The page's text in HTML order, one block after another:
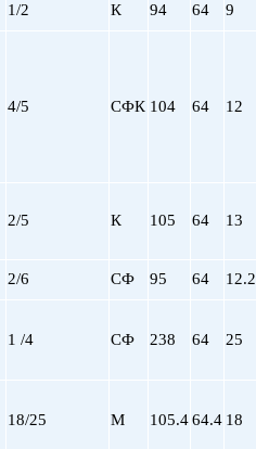
1/2 К 94 64 9
4/5 СФК 104 64 12
2/5 К 105 64 13
2/6 СФ 95 64 12.2
1 /4 СФ 238 64 25
18/25 М 105.464.4 18